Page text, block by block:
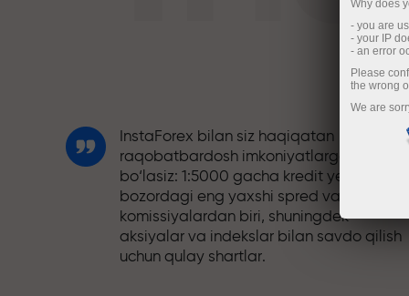
InstaForex bilan siz haqiqatan
raqobatbardosh imkoniyatlarga ega
bo‘lasiz: 1:5000 gacha kredit yelkasi,
bozordagi eng yaxshi spred va
komissiyalardan biri, shuningdek
aksiyalar va indekslar bilan savdo qilish
uchun qulay shartlar.
Why does
- you are
- your IP
- an error
Please
the wrong
We are